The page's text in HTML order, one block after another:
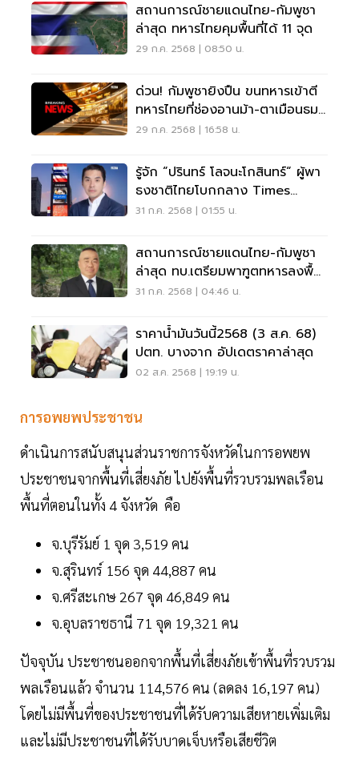
สถานการณ์ชายแดนไทย-กัมพูชา
ล่าสุด ทหารไทยคุมพื้นที่ได้ 11 จุด
29 ก.ค. 2568 | 08:50 น.
ด่วน! กัมพูชายิงปืน ขนทหารเข้าตี
ทหารไทยที่ช่องอานม้า-ตาเมือนธม-
ภูมะเขือ
29 ก.ค. 2568 | 16:58 น.
รู้จัก “ปรินทร์ โลจนะโกสินทร์“ ผู้พา
ธงชาติไทยโบกกลาง Times
Square
31 ก.ค. 2568 | 01:55 น.
สถานการณ์ชายแดนไทย-กัมพูชา
ล่าสุด ทบ.เตรียมพาฑูตทหารลงพื้น
ที่
31 ก.ค. 2568 | 04:46 น.
ราคาน้ำมันวันนี้2568 (3 ส.ค. 68)
ปตท. บางจาก อัปเดตราคาล่าสุด
02 ส.ค. 2568 | 19:19 น.
การอพยพประชาชน
ดำเนินการสนับสนุนส่วนราชการจังหวัดในการอพยพ
ประชาชนจากพื้นที่เสี่ยงภัย ไปยังพื้นที่รวบรวมพลเรือน
พื้นที่ตอนในทั้ง 4 จังหวัด คือ
จ.บุรีรัมย์ 1 จุด 3,519 คน
จ.สุรินทร์ 156 จุด 44,887 คน
จ.ศรีสะเกษ 267 จุด 46,849 คน
จ.อุบลราชธานี 71 จุด 19,321 คน
ปัจจุบัน ประชาชนออกจากพื้นที่เสี่ยงภัยเข้าพื้นที่รวบรวม
พลเรือนแล้ว จำนวน 114,576 คน (ลดลง 16,197 คน)
โดยไม่มีพื้นที่ของประชาชนที่ได้รับความเสียหายเพิ่มเติม
และไม่มีประชาชนที่ได้รับบาดเจ็บหรือเสียชีวิต